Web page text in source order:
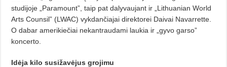
studijoje „Paramount”, taip pat dalyvaujant ir „Lithuanian World
Arts Counsil” (LWAC) vykdančiajai direktorei Daivai Navarrette.
O dabar amerikiečiai nekantraudami laukia ir „gyvo garso”
koncerto.
Idėja kilo susižavėjus grojimu